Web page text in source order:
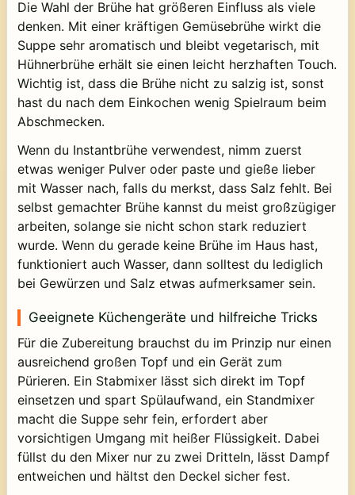
Die Wahl der Brühe hat größeren Einfluss als viele
denken. Mit einer kräftigen Gemüsebrühe wirkt die
Suppe sehr aromatisch und bleibt vegetarisch, mit
Hühnerbrühe erhält sie einen leicht herzhaften Touch.
Wichtig ist, dass die Brühe nicht zu salzig ist, sonst
hast du nach dem Einkochen wenig Spielraum beim
Abschmecken.
Wenn du Instantbrühe verwendest, nimm zuerst
etwas weniger Pulver oder paste und gieße lieber
mit Wasser nach, falls du merkst, dass Salz fehlt. Bei
selbst gemachter Brühe kannst du meist großzügiger
arbeiten, solange sie nicht schon stark reduziert
wurde. Wenn du gerade keine Brühe im Haus hast,
funktioniert auch Wasser, dann solltest du lediglich
bei Gewürzen und Salz etwas aufmerksamer sein.
Geeignete Küchengeräte und hilfreiche Tricks
Für die Zubereitung brauchst du im Prinzip nur einen
ausreichend großen Topf und ein Gerät zum
Pürieren. Ein Stabmixer lässt sich direkt im Topf
einsetzen und spart Spülaufwand, ein Standmixer
macht die Suppe sehr fein, erfordert aber
vorsichtigen Umgang mit heißer Flüssigkeit. Dabei
füllst du den Mixer nur zu zwei Dritteln, lässt Dampf
entweichen und hältst den Deckel sicher fest.